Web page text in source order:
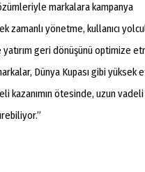
markalara kampanya
zamanlı yönetme, kullanıcı
geri dönüşünü optimize
Dünya Kupası gibi yüksek
kazanımın ötesinde, uzun